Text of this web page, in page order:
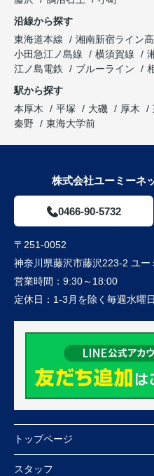
沿線から探す
東海道本線
湘南新宿ライン
小田急江ノ島線
横須賀線
江ノ島電鉄
ブルーライン
駅から探す
本厚木
平塚 大磯 厚木
秦野
東海大学前
株式会社ユーミーネ
0466-90-5732
〒251-0052
神奈川県藤沢市藤沢223-2 ユ
営業時間： 9:30～18:00
定休日： 1-3月を除く毎週水曜
トップページ
スタッフ